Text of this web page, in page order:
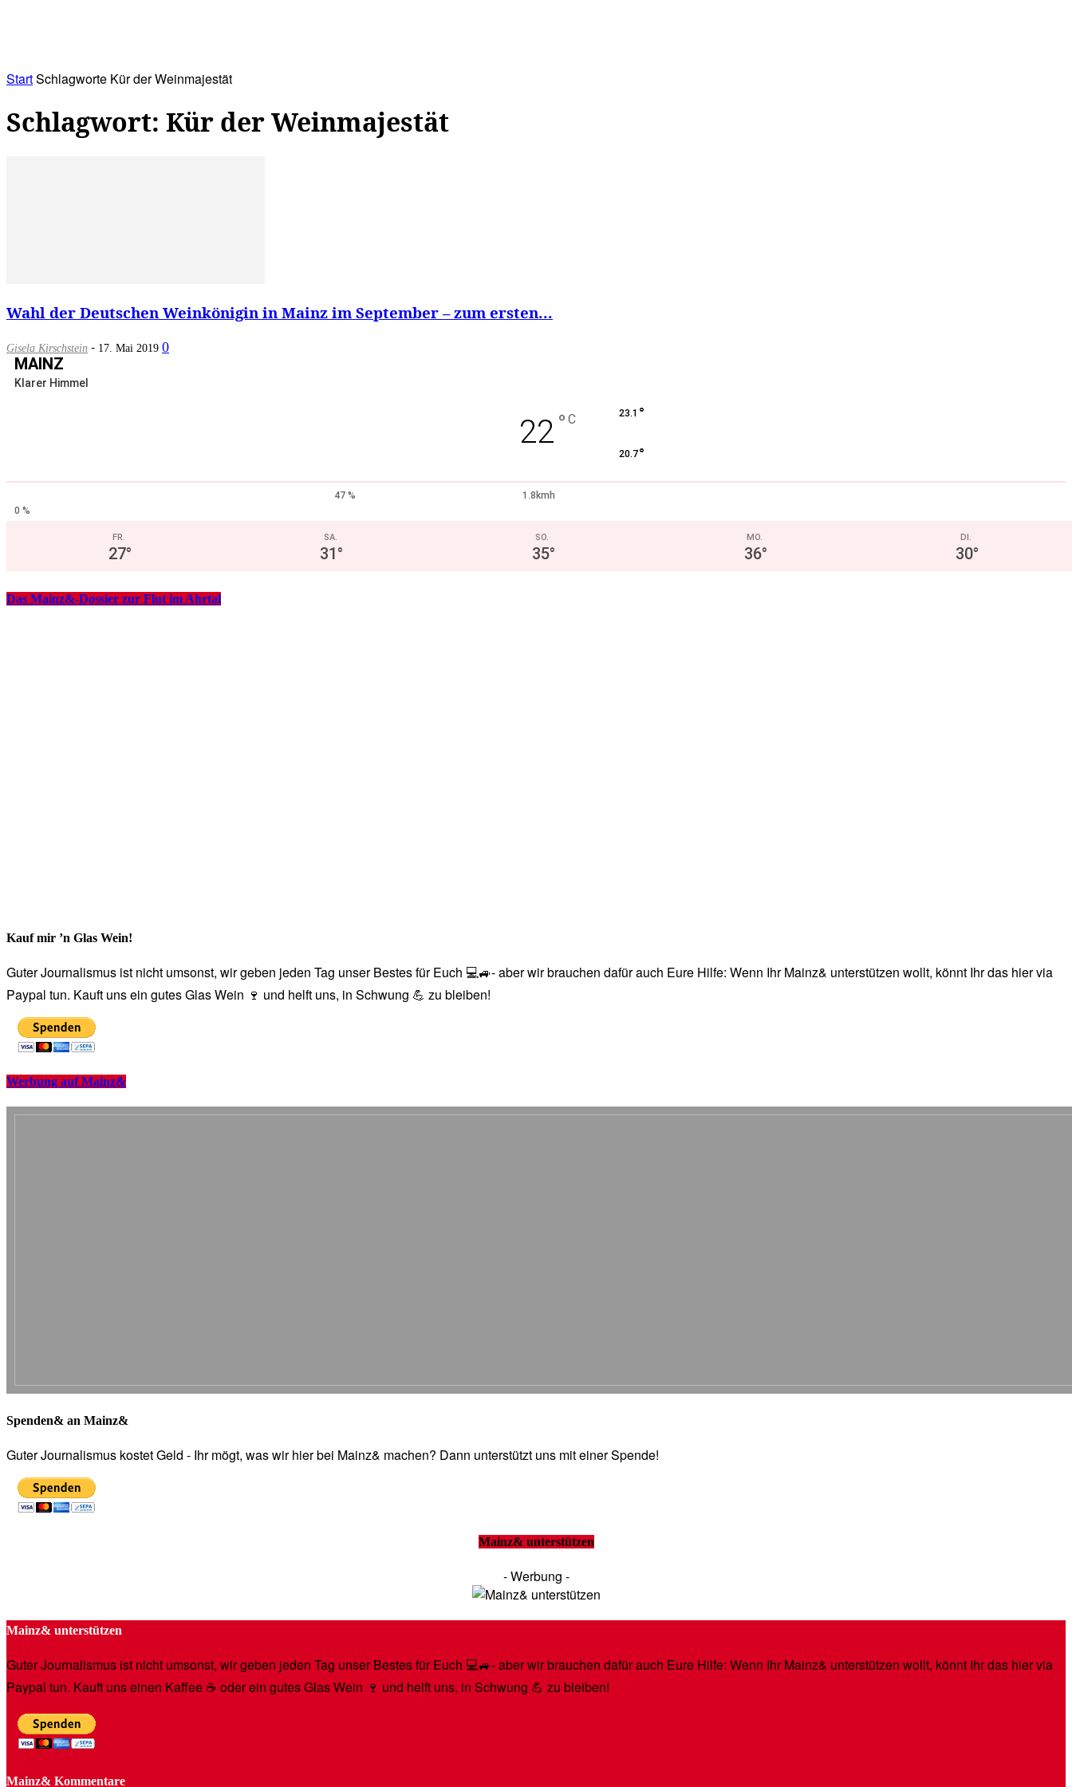
StartSchlagworte Kür der Weinmajestät
Schlagwort: Kür der Weinmajestät
Wahl der Deutschen Weinkönigin in Mainz im September – zum ersten...
Gisela Kirschstein - 17. Mai 2019 0
MAINZ
Klarer Himmel
22 ° C 23.1 °
20.7°
47 %
1.8kmh
0 %
FR.
27°
SA.
31°
SO.
35°
MO.
36°
DI.
30°
Das Mainz&-Dossier zur Flut im Ahrtal
Kauf mir ’n Glas Wein!
Guter Journalismus ist nicht umsonst, wir geben jeden Tag unser Bestes für Euch 💻🚙- aber wir brauchen dafür auch Eure Hilfe: Wenn Ihr Mainz& unterstützen wollt, könnt Ihr das hier via
Paypal tun. Kauft uns ein gutes Glas Wein 🍷 und helft uns, in Schwung 💪 zu bleiben!
Werbung auf Mainz&
Spenden& an Mainz&
Guter Journalismus kostet Geld - Ihr mögt, was wir hier bei Mainz& machen? Dann unterstützt uns mit einer Spende!
Mainz& unterstützen
- Werbung -
Mainz& unterstützen
Guter Journalismus ist nicht umsonst, wir geben jeden Tag unser Bestes für Euch 💻🚙- aber wir brauchen dafür auch Eure Hilfe: Wenn Ihr Mainz& unterstützen wollt, könnt Ihr das hier via
Paypal tun. Kauft uns einen Kaffee ☕️ oder ein gutes Glas Wein 🍷 und helft uns, in Schwung 💪 zu bleiben!
Mainz& Kommentare